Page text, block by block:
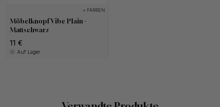
+ FARBEN
Möbelknopf Vibe Plain -
Mattschwarz
11 €
Auf Lager